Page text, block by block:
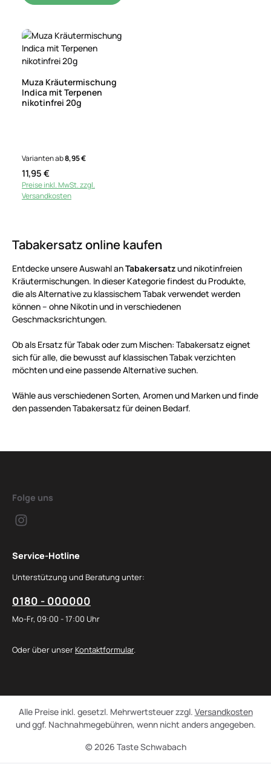
Muza Kräutermischung
Indica mit Terpenen
nikotinfrei 20g
Varianten ab8,95 €
Regulärer Preis:
11,95 €
Preise inkl. MwSt. zzgl.
Versandkosten
Tabakersatz online kaufen
Entdecke unsere Auswahl anTabakersatzund nikotinfreien
Kräutermischungen. In dieser Kategorie findest du Produkte,
die als Alternative zu klassischem Tabak verwendet werden
können – ohne Nikotin und in verschiedenen
Geschmacksrichtungen.
Ob als Ersatz für Tabak oder zum Mischen: Tabakersatz eignet
sich für alle, die bewusst auf klassischen Tabak verzichten
möchten und eine passende Alternative suchen.
Wähle aus verschiedenen Sorten, Aromen und Marken und finde
den passenden Tabakersatz für deinen Bedarf.
Folge uns
Service-Hotline
Unterstützung und Beratung unter:
0180 - 000000
Mo-Fr, 09:00 - 17:00 Uhr
Oder über unser Kontaktformular.
© 2026 Taste Schwabach
Alle Preise inkl. gesetzl. Mehrwertsteuer zzgl. Versandkosten
und ggf. Nachnahmegebühren, wenn nicht anders angegeben.